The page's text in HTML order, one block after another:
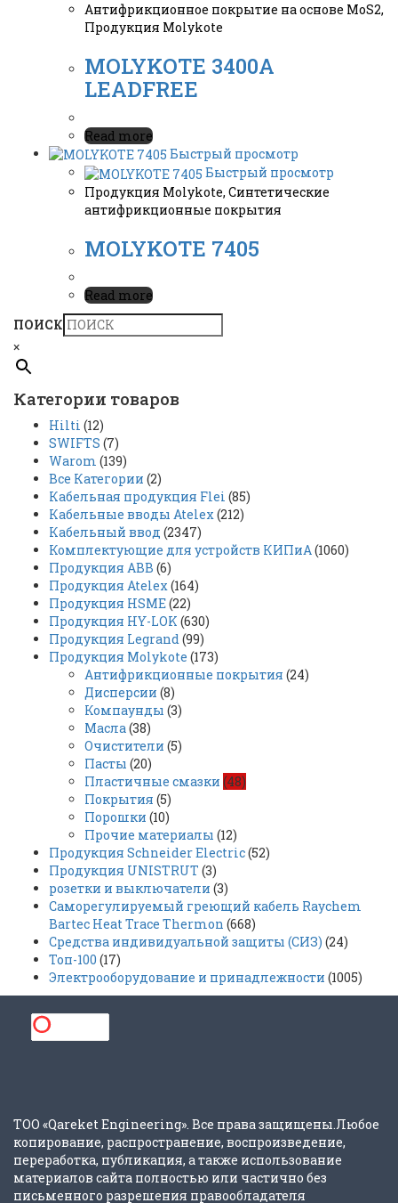
Антифрикционное покрытие на основе MoS2,
Продукция Molykote
MOLYKOTE 3400A
LEADFREE
Read more
Быстрый просмотр
Быстрый просмотр
Продукция Molykote, Синтетические
антифрикционные покрытия
MOLYKOTE 7405
Read more
ПОИСК
×
Категории товаров
Hilti (12)
SWIFTS (7)
Warom (139)
Все Категории (2)
Кабельная продукция Flei (85)
Кабельные вводы Atelex (212)
Кабельный ввод (2347)
Комплектующие для устройств КИПиА (1060)
Продукция ABB (6)
Продукция Atelex (164)
Продукция HSME(22)
Продукция HY-LOK (630)
Продукция Legrand (99)
Продукция Molykote (173)
Антифрикционные покрытия (24)
Дисперсии (8)
Компаунды (3)
Масла (38)
Очистители (5)
Пасты (20)
Пластичные смазки (48)
Покрытия (5)
Порошки (10)
Прочие материалы (12)
Продукция Schneider Electric(52)
Продукция UNISTRUT (3)
розетки и выключатели (3)
Саморегулируемый греющий кабель Raychem
Bartec Heat Trace Thermon (668)
Средства индивидуальной защиты (СИЗ) (24)
Топ-100 (17)
Электрооборудование и принадлежности (1005)
ТОО «Qareket Engineering». Все права защищены.Любое
копирование, распространение, воспроизведение,
переработка, публикация, а также использование
материалов сайта полностью или частично без
письменного разрешения правообладателя